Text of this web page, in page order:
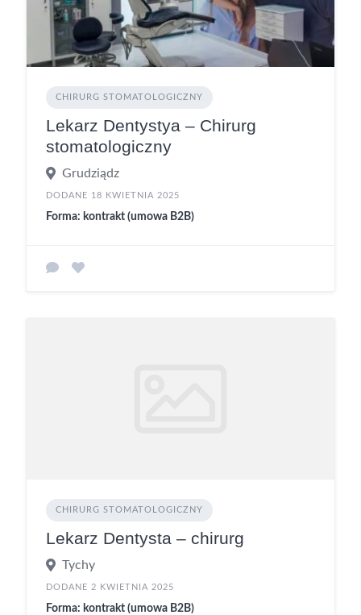
CHIRURG STOMATOLOGICZNY
Lekarz Dentystya – Chirurg
stomatologiczny
Grudziądz
DODANE 18 KWIETNIA 2025
Forma: kontrakt (umowa B2B)
CHIRURG STOMATOLOGICZNY
Lekarz Dentysta – chirurg
Tychy
DODANE 2 KWIETNIA 2025
Forma: kontrakt (umowa B2B)